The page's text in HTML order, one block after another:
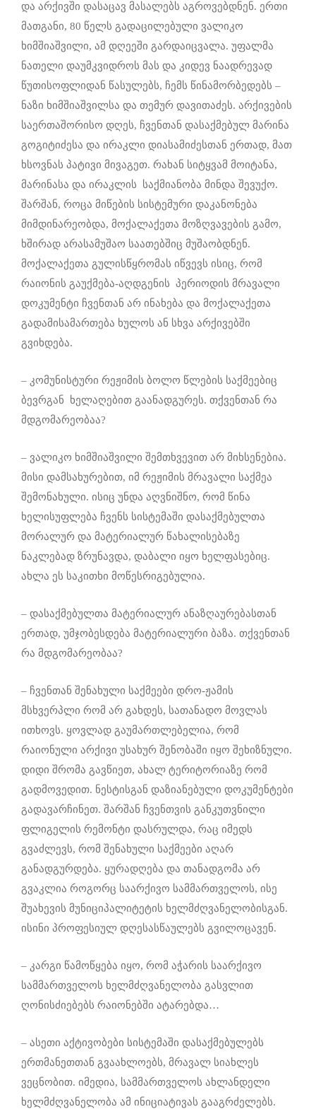
და არქივში დასაცავ მასალებს აგროვებდნენ. ერთი
მათგანი, 80 წელს გადაცილებული ვალიკო
ხიმშიაშვილი, ამ დღეეში გარდაიცვალა. უფალმა
ნათელი დაუმკვიდროს მას და კიდევ ნაადრევად
წუთისოფლიდან წასულებს, ჩემს წინამორბედებს –
ნაზი ხიმშიაშვილსა და თემურ დავითაძეს. არქივების
საერთაშორისო დღეს, ჩვენთან დასაქმებულ მარინა
გოგიტიძესა და ირაკლი დიასამიძესთან ერთად, მათ
ხსოვნას პატივი მივაგეთ. რახან სიტყვამ მოიტანა,
მარინასა და ირაკლის საქმიანობა მინდა შევუქო.
შარშან, როცა მიწების სისტემური დაკანონება
მიმდინარეობდა, მოქალაქეთა მოზღვავების გამო,
ხშირად არასამუშაო საათებშიც მუშაობდნენ.
მოქალაქეთა გულისწყრომას იწვევს ისიც, რომ
რაიონის გაუქმება-აღდგენის პერიოდის მრავალი
დოკუმენტი ჩვენთან არ ინახება და მოქალაქეთა
გადამისამართება ხულოს ან სხვა არქივებში
გვიხდება.
– კომუნისტური რეჟიმის ბოლო წლების საქმეებიც
ბევრგან ხელაღებით გაანადგურეს. თქვენთან რა
მდგომარეობაა?
– ვალიკო ხიმშიაშვილი შემთხვევით არ მიხსენებია.
მისი დამსახურებით, იმ რეჟიმის მრავალი საქმეა
შემონახული. ისიც უნდა აღვნიშნო, რომ წინა
ხელისუფლება ჩვენს სისტემაში დასაქმებულთა
მორალურ და მატერიალურ წახალისებაზე
ნაკლებად ზრუნავდა, დაბალი იყო ხელფასებიც.
ახლა ეს საკითხი მოწესრიგებულია.
– დასაქმებულთა მატერიალურ ანაზღაურებასთან
ერთად, უმჯობესდება მატერიალური ბაზა. თქვენთან
რა მდგომარეობაა?
– ჩვენთან შენახული საქმეები დრო-ჟამის
მსხვერპლი რომ არ გახდეს, სათანადო მოვლას
ითხოვს. ყოვლად გაუმართლებელია, რომ
რაიონული არქივი უსახურ შენობაში იყო შეხიზნული.
დიდი შრომა გავწიეთ, ახალ ტერიტორიაზე რომ
გადმოვედით. ნესტისგან დაზიანებული დოკუმენტები
გადავარჩინეთ. შარშან ჩვენთვის განკუთვნილი
ფლიგელის რემონტი დასრულდა, რაც იმედს
გვაძლევს, რომ შენახული საქმეები აღარ
განადგურდება. ყურადღება და თანადგომა არ
გვაკლია როგორც საარქივო სამმართველოს, ისე
შუახევის მუნიციპალიტეტის ხელმძღვანელობისგან.
ისინი პროფესიულ დღესასწაულებს გვილოცავენ.
– კარგი წამოწყება იყო, რომ აჭარის საარქივო
სამმართველოს ხელმძღვანელობა გასვლით
ღონისძიებებს რაიონებში ატარებდა…
– ასეთი აქტივობები სისტემაში დასაქმებულებს
ერთმანეთთან გვაახლოებს, მრავალ სიახლეს
ვეცნობით. იმედია, სამმართველოს ახლანდელი
ხელმძღვანელობა ამ ინიციატივას გააგრძელებს.